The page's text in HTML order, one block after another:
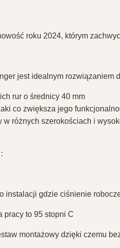
roku 2024, którym
jest idealnym rozwiązaniem
rur o średnicy 40 mm
co zwiększa jego
w różnych szerokościach i
instalacji gdzie ciśnienie
pracy to 95 stopni C
montażowy dzięki czemu